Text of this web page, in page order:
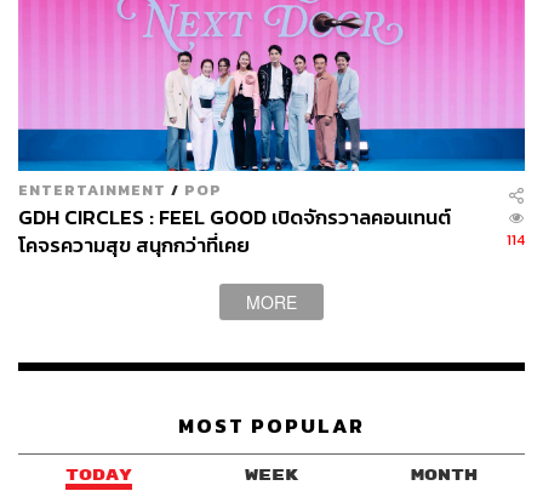
ENTERTAINMENT / POP
GDH CIRCLES : FEEL GOOD เปิดจักรวาลคอนเทนต์
โคจรความสุข สนุกกว่าที่เคย
114
MORE
MOST POPULAR
TODAY WEEK MONTH